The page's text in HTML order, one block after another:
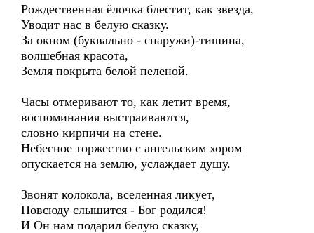
Рождественная ёлочка блестит, как звезда,
Уводит нас в белую сказку.
За окном (буквально - снаружи)-тишина,
волшебная красота,
Земля покрыта белой пеленой.
Часы отмеривают то, как летит время,
воспоминания выстраиваются,
словно кирпичи на стене.
Небесное торжество с ангельским хором
опускается на землю, услаждает душу.
Звонят колокола, вселенная ликует,
Повсюду слышится - Бог родился!
И Он нам подарил белую сказку,